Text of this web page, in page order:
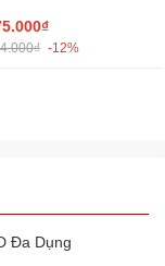
-12%
Đa Dụng